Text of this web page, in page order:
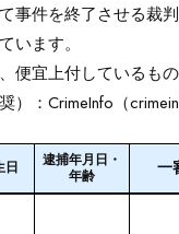
事件を終了させる裁
います。
便宜上付しているも
）：CrimeInfo（
日
逮捕年月日・
年齢
一